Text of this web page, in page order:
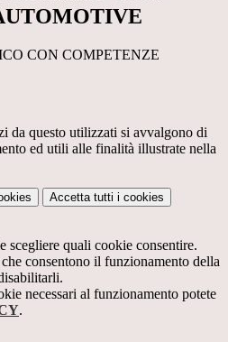
da questo utilizzati si avvalgono di
ed utili alle finalità illustrate nella
Accetta tutti i cookies
scegliere quali cookie consentire.
consentono il funzionamento della
necessari al funzionamento potete
.